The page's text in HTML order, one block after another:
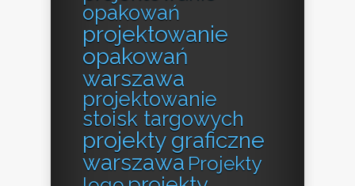
opakowań
projektowanie
opakowań
warszawa
projektowanie
stoisk targowych
projekty graficzne
warszawa Projekty